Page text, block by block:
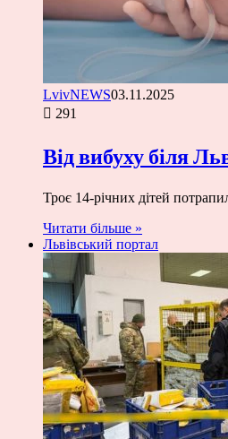
LvivNEWS03.11.2025
291
Від вибуху біля
Троє 14-річних дітей
Читати більше »
Львівський портал